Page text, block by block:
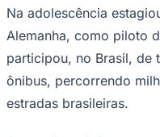
Na adolescência
Alemanha, como piloto
participou, no Brasil, de
ônibus, percorrendo
estradas brasileiras.